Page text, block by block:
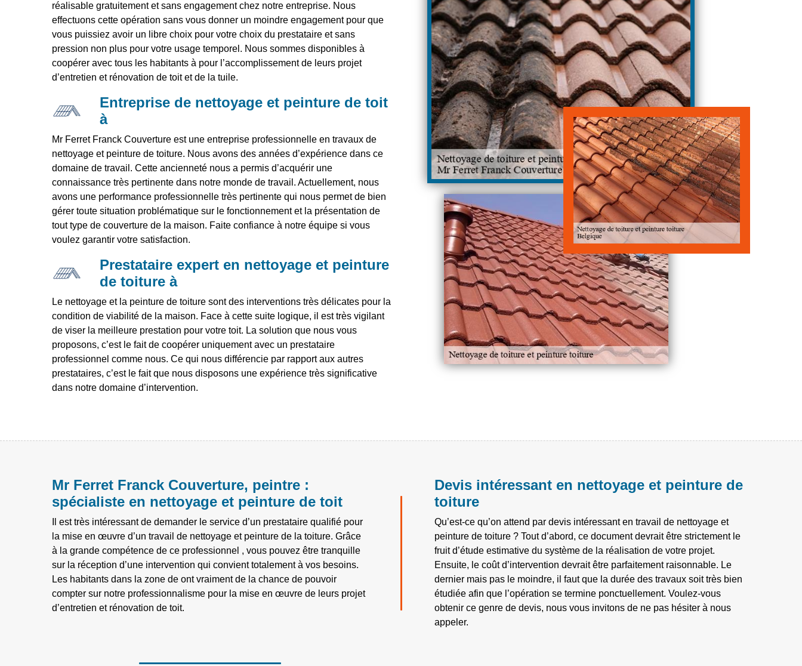
réalisable gratuitement et sans engagement chez notre entreprise. Nous
effectuons cette opération sans vous donner un moindre engagement pour que
vous puissiez avoir un libre choix pour votre choix du prestataire et sans
pression non plus pour votre usage temporel. Nous sommes disponibles à
coopérer avec tous les habitants à pour l’accomplissement de leurs projet
d’entretien et rénovation de toit et de la tuile.
Entreprise de nettoyage et peinture de toit
à
Mr Ferret Franck Couverture est une entreprise professionnelle en travaux de
nettoyage et peinture de toiture. Nous avons des années d’expérience dans ce
domaine de travail. Cette ancienneté nous a permis d’acquérir une
connaissance très pertinente dans notre monde de travail. Actuellement, nous
avons une performance professionnelle très pertinente qui nous permet de bien
gérer toute situation problématique sur le fonctionnement et la présentation de
tout type de couverture de la maison. Faite confiance à notre équipe si vous
voulez garantir votre satisfaction.
Prestataire expert en nettoyage et peinture
de toiture à
Le nettoyage et la peinture de toiture sont des interventions très délicates pour la
condition de viabilité de la maison. Face à cette suite logique, il est très vigilant
de viser la meilleure prestation pour votre toit. La solution que nous vous
proposons, c’est le fait de coopérer uniquement avec un prestataire
professionnel comme nous. Ce qui nous différencie par rapport aux autres
prestataires, c’est le fait que nous disposons une expérience très significative
dans notre domaine d’intervention.
Mr Ferret Franck Couverture, peintre :
spécialiste en nettoyage et peinture de toit
Il est très intéressant de demander le service d’un prestataire qualifié pour
la mise en œuvre d’un travail de nettoyage et peinture de la toiture. Grâce
à la grande compétence de ce professionnel , vous pouvez être tranquille
sur la réception d’une intervention qui convient totalement à vos besoins.
Les habitants dans la zone de ont vraiment de la chance de pouvoir
compter sur notre professionnalisme pour la mise en œuvre de leurs projet
d’entretien et rénovation de toit.
Devis intéressant en nettoyage et peinture de
toiture
Qu’est-ce qu’on attend par devis intéressant en travail de nettoyage et
peinture de toiture ? Tout d’abord, ce document devrait être strictement le
fruit d’étude estimative du système de la réalisation de votre projet.
Ensuite, le coût d’intervention devrait être parfaitement raisonnable. Le
dernier mais pas le moindre, il faut que la durée des travaux soit très bien
étudiée afin que l’opération se termine ponctuellement. Voulez-vous
obtenir ce genre de devis, nous vous invitons de ne pas hésiter à nous
appeler.